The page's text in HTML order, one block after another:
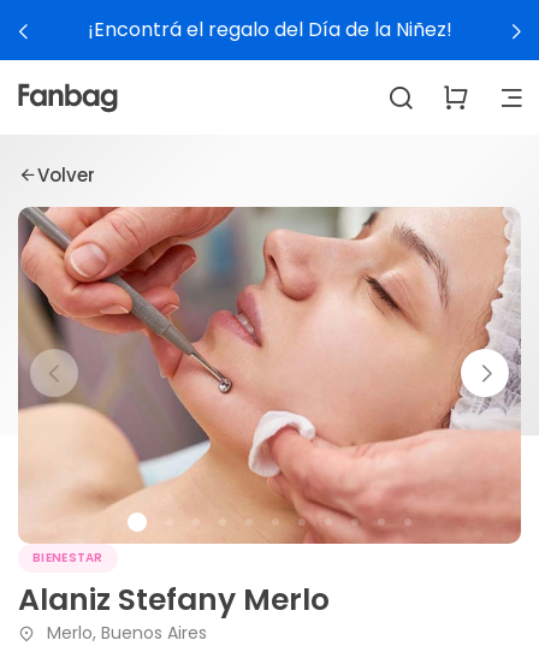
¡Encontrá el regalo del Día de la Niñez!
Volver
BIENESTAR
Alaniz Stefany Merlo
Merlo, Buenos Aires